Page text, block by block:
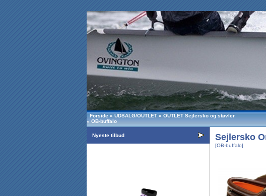
Forside » UDSALG/OUTLET » OUTLET Sejlersko og støvler
» OB-buffalo
Nyeste tilbud Sejlersko
[OB-buffalo]